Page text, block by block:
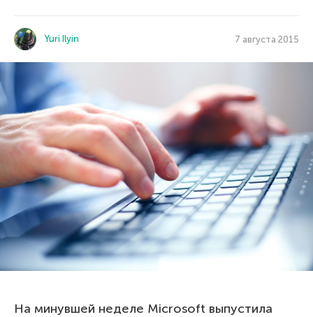
Yuri Ilyin 7 августа 2015
На минувшей неделе Microsoft выпустила